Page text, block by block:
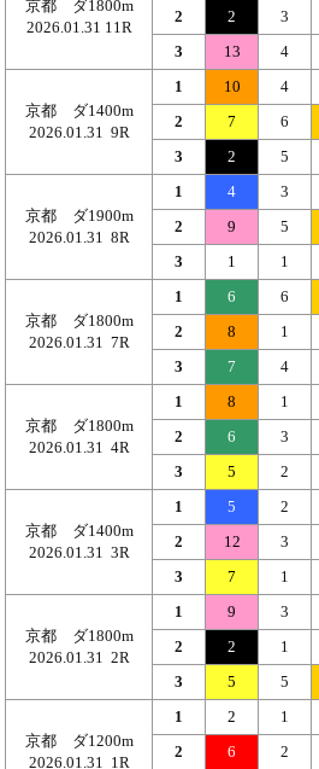
京都 ダ1800m
2026.01.31 11R
2 2 3
3 13 4
京都 ダ1400m
2026.01.31 9R
1 10 4
2 7 6
3 2 5
京都 ダ1900m
2026.01.31 8R
1 4 3
2 9 5
3 1 1
京都 ダ1800m
2026.01.31 7R
1 6 6
2 8 1
3 7 4
京都 ダ1800m
2026.01.31 4R
1 8 1
2 6 3
3 5 2
京都 ダ1400m
2026.01.31 3R
1 5 2
2 12 3
3 7 1
京都 ダ1800m
2026.01.31 2R
1 9 3
2 2 1
3 5 5
京都 ダ1200m
2026.01.31 1R
1 2 1
2 6 2